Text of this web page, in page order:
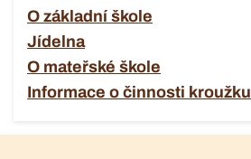
O základní škole
Jídelna
O mateřské škole
Informace o činnosti kroužku